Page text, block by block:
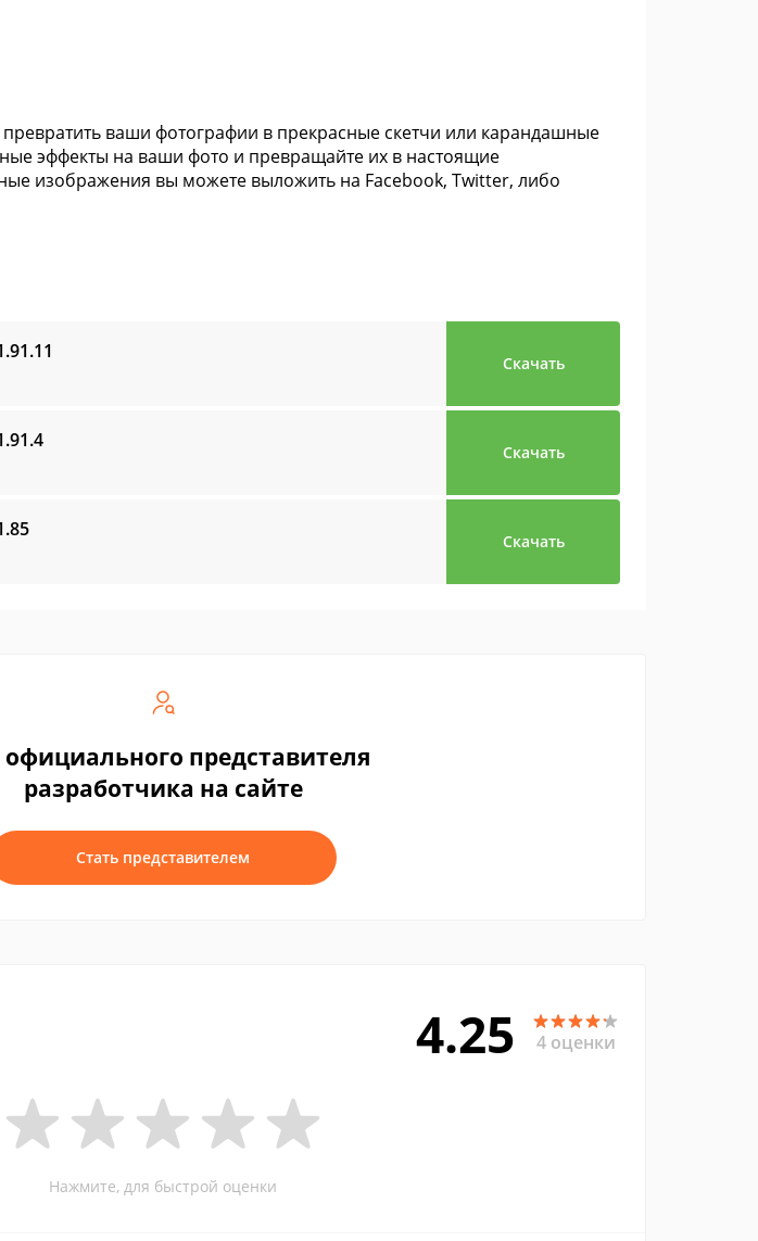
ваши фотографии в прекрасные скетчи или карандашные
эффекты на ваши фото и превращайте их в настоящие
изображения вы можете выложить на Facebook, Twitter, либо
Скачать
Скачать
Скачать
официального представителя
разработчика на сайте
Стать представителем
4.25 4 оценки
Нажмите, для быстрой оценки